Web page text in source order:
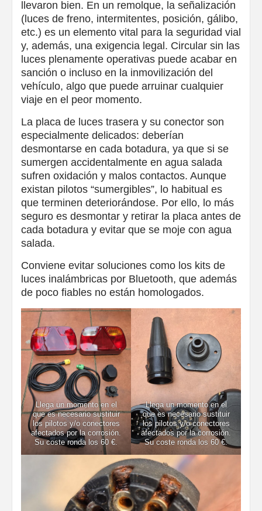
llevaron bien. En un remolque, la señalización
(luces de freno, intermitentes, posición, gálibo,
etc.) es un elemento vital para la seguridad vial
y, además, una exigencia legal. Circular sin las
luces plenamente operativas puede acabar en
sanción o incluso en la inmovilización del
vehículo, algo que puede arruinar cualquier
viaje en el peor momento.
La placa de luces trasera y su conector son
especialmente delicados: deberían
desmontarse en cada botadura, ya que si se
sumergen accidentalmente en agua salada
sufren oxidación y malos contactos. Aunque
existan pilotos “sumergibles”, lo habitual es
que terminen deteriorándose. Por ello, lo más
seguro es desmontar y retirar la placa antes de
cada botadura y evitar que se moje con agua
salada.
Conviene evitar soluciones como los kits de
luces inalámbricas por Bluetooth, que además
de poco fiables no están homologados.
Llega un momento en el
que es necesario sustituir
los pilotos y/o conectores
afectados por la corrosión.
Su coste ronda los 60 €.
Llega un momento en el
que es necesario sustituir
los pilotos y/o conectores
afectados por la corrosión.
Su coste ronda los 60 €.